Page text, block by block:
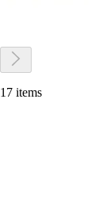
17 items